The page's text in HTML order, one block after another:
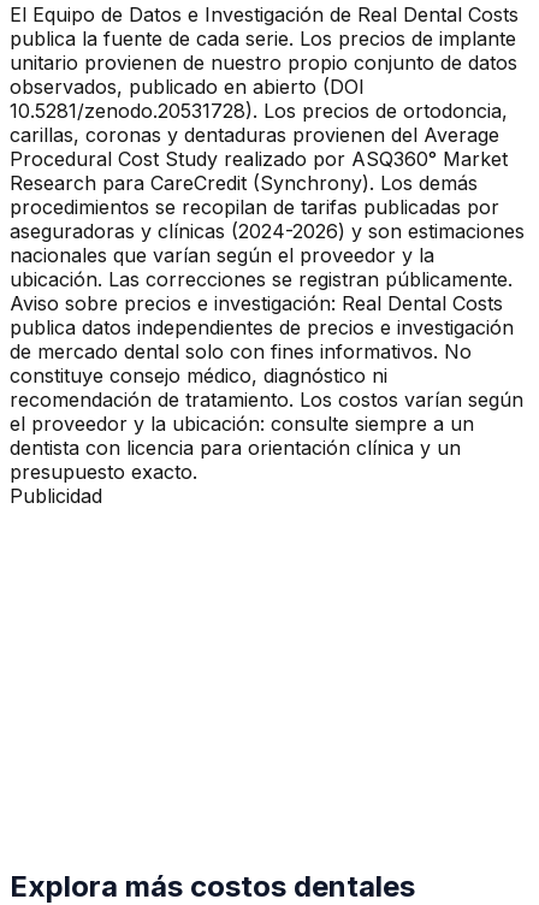
El Equipo de Datos e Investigación de Real Dental Costs
publica la fuente de cada serie. Los precios de implante
unitario provienen de nuestro propio conjunto de datos
observados, publicado en abierto (DOI
10.5281/zenodo.20531728). Los precios de ortodoncia,
carillas, coronas y dentaduras provienen del Average
Procedural Cost Study realizado por ASQ360° Market
Research para CareCredit (Synchrony). Los demás
procedimientos se recopilan de tarifas publicadas por
aseguradoras y clínicas (2024-2026) y son estimaciones
nacionales que varían según el proveedor y la
ubicación. Las correcciones se registran públicamente.
Aviso sobre precios e investigación: Real Dental Costs
publica datos independientes de precios e investigación
de mercado dental solo con fines informativos. No
constituye consejo médico, diagnóstico ni
recomendación de tratamiento. Los costos varían según
el proveedor y la ubicación: consulte siempre a un
dentista con licencia para orientación clínica y un
presupuesto exacto.
Publicidad
Explora más costos dentales